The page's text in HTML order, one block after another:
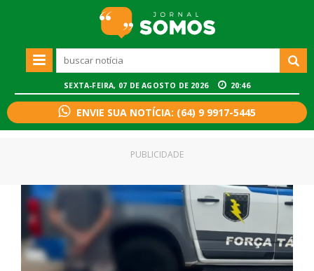
SEXTA-FEIRA, 07 DE AGOSTO DE 2026 20:46
ENVIE SUA NOTÍCIA: (64) 9 9917-5445
PUBLICIDADE